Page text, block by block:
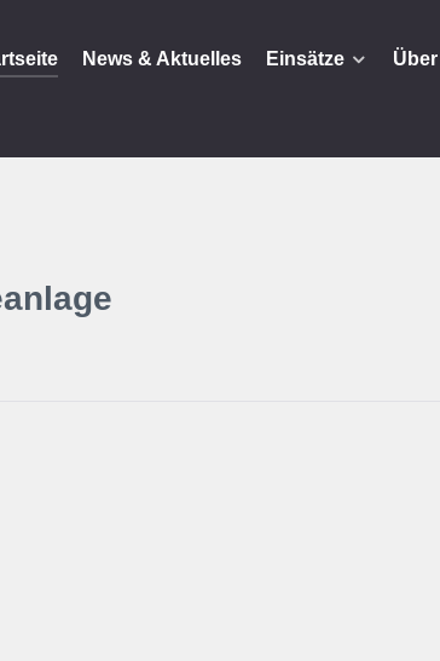
News & Aktuelles Einsätze